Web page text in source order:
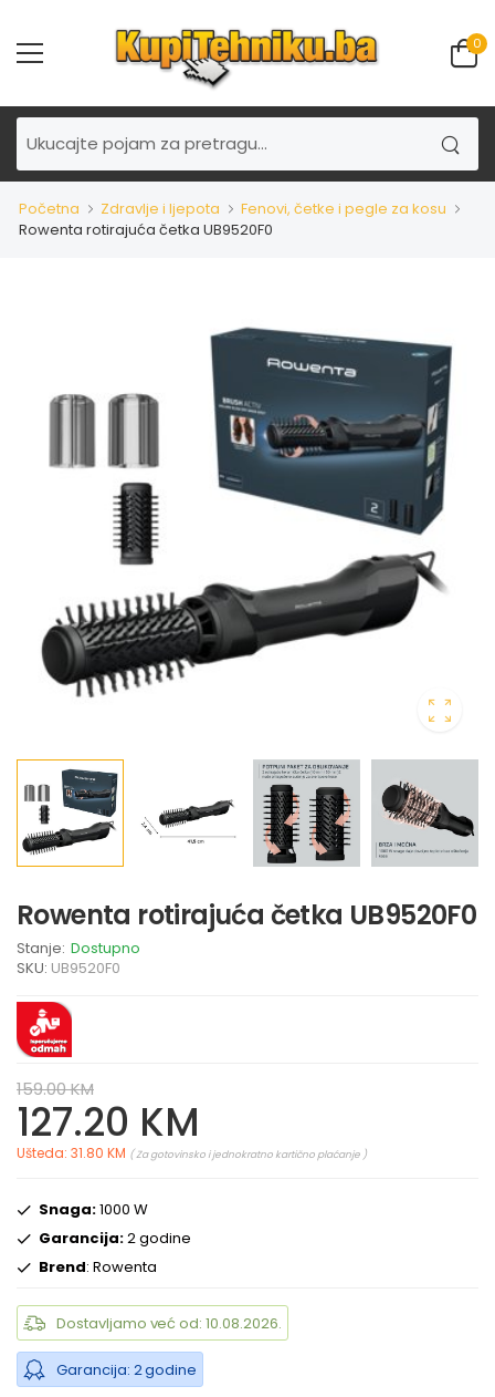
0
Početna Zdravlje i ljepota
Fenovi, četke i pegle za kosu
Rowenta rotirajuća četka UB9520F0
Rowenta rotirajuća četka UB9520F0
Stanje: Dostupno
SKU: UB9520F0
159.00 KM
127.20 KM
Ušteda: 31.80 KM ( Za gotovinsko i jednokratno kartično plaćanje )
Snaga:1000 W
Garancija:2 godine
Brend: Rowenta
Dostavljamo već od: 10.08.2026.
Garancija: 2 godine